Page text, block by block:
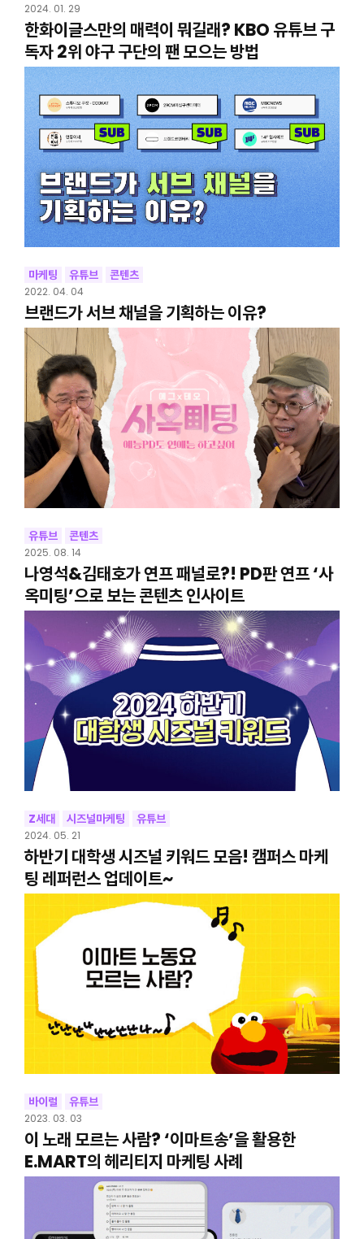
2024. 01. 29
한화이글스만의 매력이 뭐길래? KBO 유튜브 구
독자 2위 야구 구단의 팬 모으는 방법
마케팅 유튜브 콘텐츠
2022. 04. 04
브랜드가 서브 채널을 기획하는 이유?
유튜브 콘텐츠
2025. 08. 14
나영석&김태호가 연프 패널로?! PD판 연프 ‘사
옥미팅’으로 보는 콘텐츠 인사이트
Z세대 시즈널마케팅 유튜브
2024. 05. 21
하반기 대학생 시즈널 키워드 모음! 캠퍼스 마케
팅 레퍼런스 업데이트~
바이럴 유튜브
2023. 03. 03
이 노래 모르는 사람? ‘이마트송’을 활용한
E.MART의 헤리티지 마케팅 사례